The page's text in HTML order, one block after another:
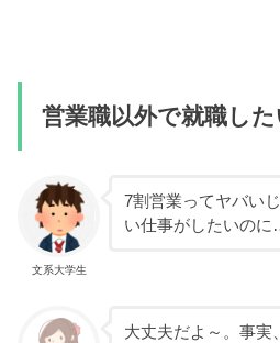
営業職以外で就職した
文系大学生
7割営業ってヤバい
い仕事がしたいの
大丈夫だよ～。事実